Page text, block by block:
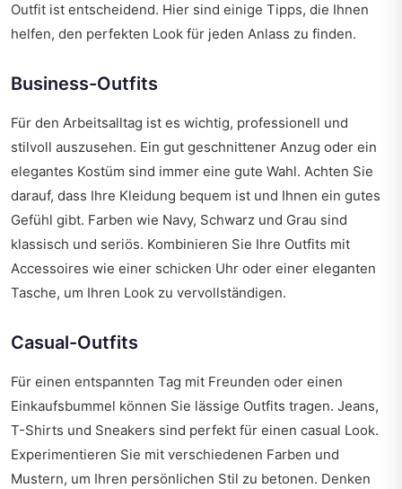
Outfit ist entscheidend. Hier sind einige Tipps, die Ihnen
helfen, den perfekten Look für jeden Anlass zu finden.
Business-Outfits
Für den Arbeitsalltag ist es wichtig, professionell und
stilvoll auszusehen. Ein gut geschnittener Anzug oder ein
elegantes Kostüm sind immer eine gute Wahl. Achten Sie
darauf, dass Ihre Kleidung bequem ist und Ihnen ein gutes
Gefühl gibt. Farben wie Navy, Schwarz und Grau sind
klassisch und seriös. Kombinieren Sie Ihre Outfits mit
Accessoires wie einer schicken Uhr oder einer eleganten
Tasche, um Ihren Look zu vervollständigen.
Casual-Outfits
Für einen entspannten Tag mit Freunden oder einen
Einkaufsbummel können Sie lässige Outfits tragen. Jeans,
T-Shirts und Sneakers sind perfekt für einen casual Look.
Experimentieren Sie mit verschiedenen Farben und
Mustern, um Ihren persönlichen Stil zu betonen. Denken